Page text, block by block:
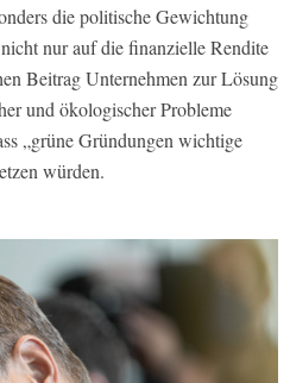
die politische Gewichtung
nur auf die finanzielle Rendite
Beitrag Unternehmen zur Lösung
und ökologischer Probleme
„grüne Gründungen wichtige
würden.